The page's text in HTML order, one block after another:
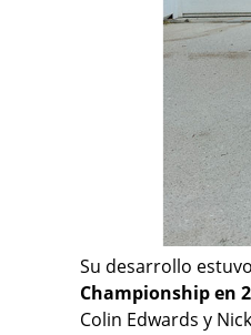
Su desarrollo
Championship en
Colin Edwards y